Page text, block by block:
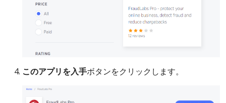
このアプリを入手ボタンをクリックします。